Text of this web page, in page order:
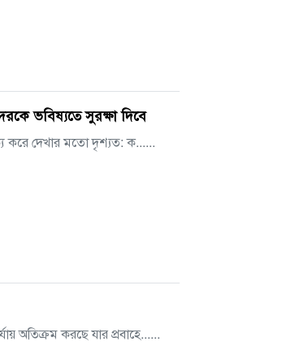
ভবিষ্যতে সুরক্ষা দিবে
করে দেখার মতো দৃশ্যত: ক......
অতিক্রম করছে যার প্রবাহে......